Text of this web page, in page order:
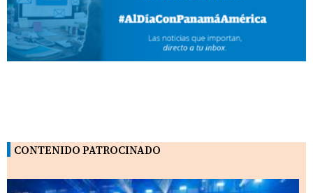
CONTENIDO PATROCINADO